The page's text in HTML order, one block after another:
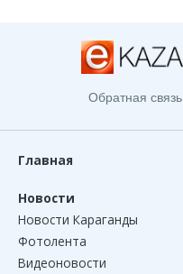
Обратная связь
Главная
Новости
Новости Караганды
Фотолента
Видеоновости